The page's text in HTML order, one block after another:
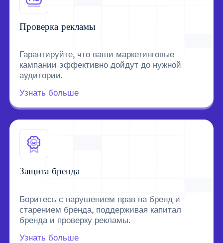
Проверка рекламы
Гарантируйте, что ваши маркетинговые
кампании эффективно дойдут до нужной
аудитории.
Узнать больше
Защита бренда
Боритесь с нарушением прав на бренд и
старением бренда, поддерживая капитал
бренда и проверку рекламы.
Узнать больше